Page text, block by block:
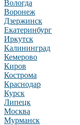
Вологда
Воронеж
Дзержинск
Екатеринбург
Иркутск
Калининград
Кемерово
Киров
Кострома
Краснодар
Курск
Липецк
Москва
Мурманск